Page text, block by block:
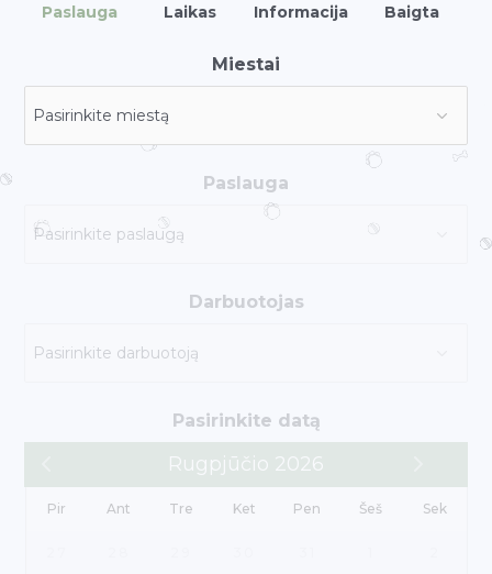
Paslauga Laikas Informacija Baigta
Miestai
Paslauga
Darbuotojas
Pasirinkite datą
Rugpjūčio 2026
Pir Ant Tre Ket Pen Šeš Sek